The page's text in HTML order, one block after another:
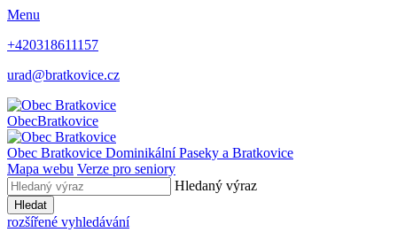
Menu
+420318611157
urad@bratkovice.cz
ObecBratkovice
Obec Bratkovice Dominikální Paseky a Bratkovice
Mapa webu Verze pro seniory
Hledaný výraz
Hledat
rozšířené vyhledávání